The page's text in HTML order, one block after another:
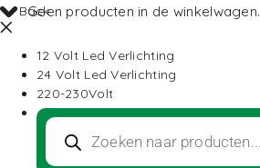
Geen producten in de winkelwagen.
Back
12 Volt Led Verlichting
24 Volt Led Verlichting
220-230Volt